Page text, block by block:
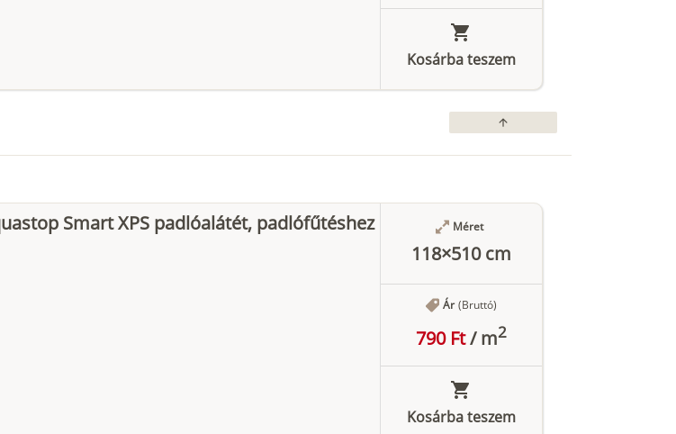
Kosárba teszem
arrow_upward
Smart XPS padlóalátét, padlófűtéshez
Méret
118×510 cm
Ár (Bruttó)
790 Ft/m2
Kosárba teszem